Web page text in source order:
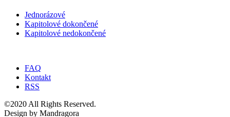
Jednorázové
Kapitolové dokončené
Kapitolové nedokončené
FAQ
Kontakt
RSS
©2020 All Rights Reserved.
Design by Mandragora